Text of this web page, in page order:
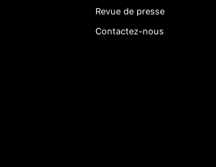
Revue de presse
Contactez-nous